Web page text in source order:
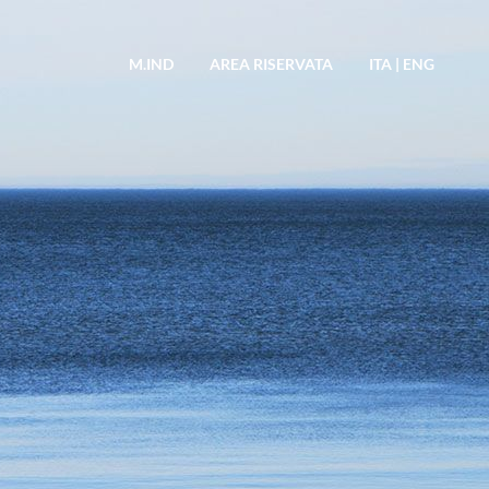
M.IND AREA RISERVATA ITA | ENG